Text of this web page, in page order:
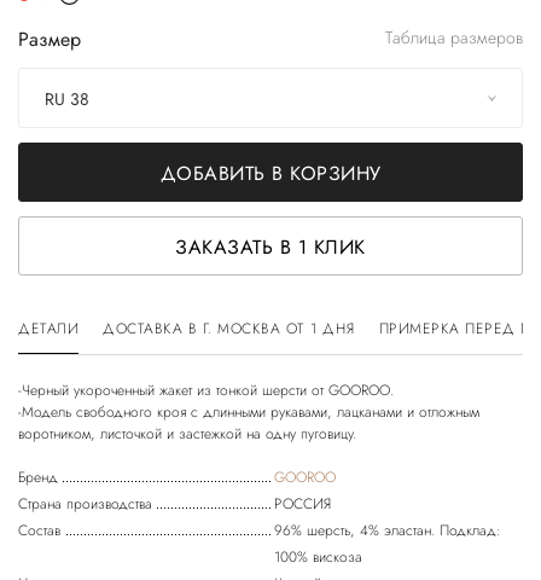
Размер Таблица размеров
RU 38
ДОБАВИТЬ В КОРЗИНУ
ЗАКАЗАТЬ В 1 КЛИК
ДЕТАЛИ ДОСТАВКА В Г. МОСКВА ОТ 1 ДНЯ ПРИМЕРКА ПЕРЕД
-Черный укороченный жакет из тонкой шерсти от GOOROO.
-Модель свободного кроя с длинными рукавами, лацканами и отложным
Бренд
GOOROO
Страна производства
РОССИЯ
Состав
96% шерсть, 4% эластан. Подклад:
100% вискоза